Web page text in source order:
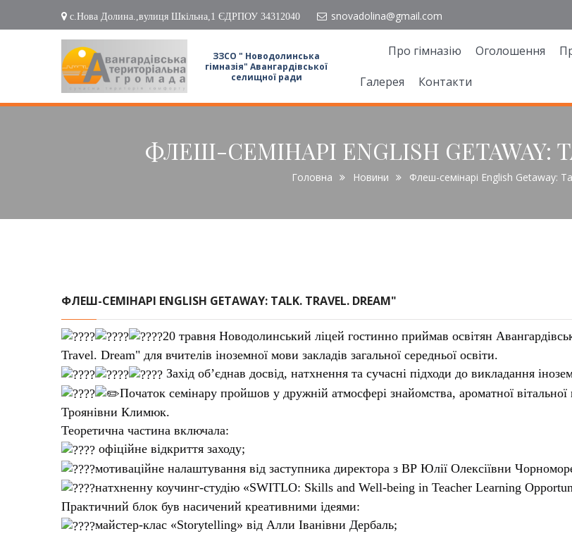
с.Нова Долина.,вулиця Шкільна,1 ЄДРПОУ 34312040 snovadolina@gmail.com
ЗЗСО " Новодолинська
гімназія" Авангардівської
селищної ради
Про гімназію Оголошення
Галерея
Контакти
ФЛЕШ-СЕМІНАРІ ENGLISH GETAWAY:
Головна Новини Флеш-семінарі English Getaway:
ФЛЕШ-СЕМІНАРІ ENGLISH GETAWAY: TALK. TRAVEL. DREAM"
20 травня Новодолинський ліцей гостинно приймав освітян
Travel. Dream" для вчителів іноземної мови закладів загальної середньої освіти.
Захід об’єднав досвід, натхнення та сучасні підходи до викладання
Початок семінару пройшов у дружній атмосфері знайомства, ароматної
Троянівни Климюк.
Теоретична частина включала:
офіційне відкриття заходу;
мотиваційне налаштування від заступника директора з ВР Юлії Олексіївни
натхненну коучинг-студію «SWITLO: Skills and Well-being in Teacher Learning
Практичний блок був насичений креативними ідеями:
майстер-клас «Storytelling» від Алли Іванівни Дербаль;